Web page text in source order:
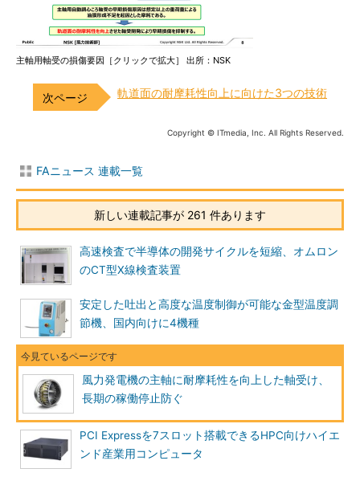
主軸用軸受の損傷要因［クリックで拡大］ 出所：NSK
軌道面の耐摩耗性向上に向けた3つの技術
Copyright © ITmedia, Inc. All Rights Reserved.
FAニュース 連載一覧
新しい連載記事が 261 件あります
高速検査で半導体の開発サイクルを短縮、オムロン
のCT型X線検査装置
安定した吐出と高度な温度制御が可能な金型温度調
節機、国内向けに4機種
風力発電機の主軸に耐摩耗性を向上した軸受け、
長期の稼働停止防ぐ
PCI Expressを7スロット搭載できるHPC向けハイエ
ンド産業用コンピュータ